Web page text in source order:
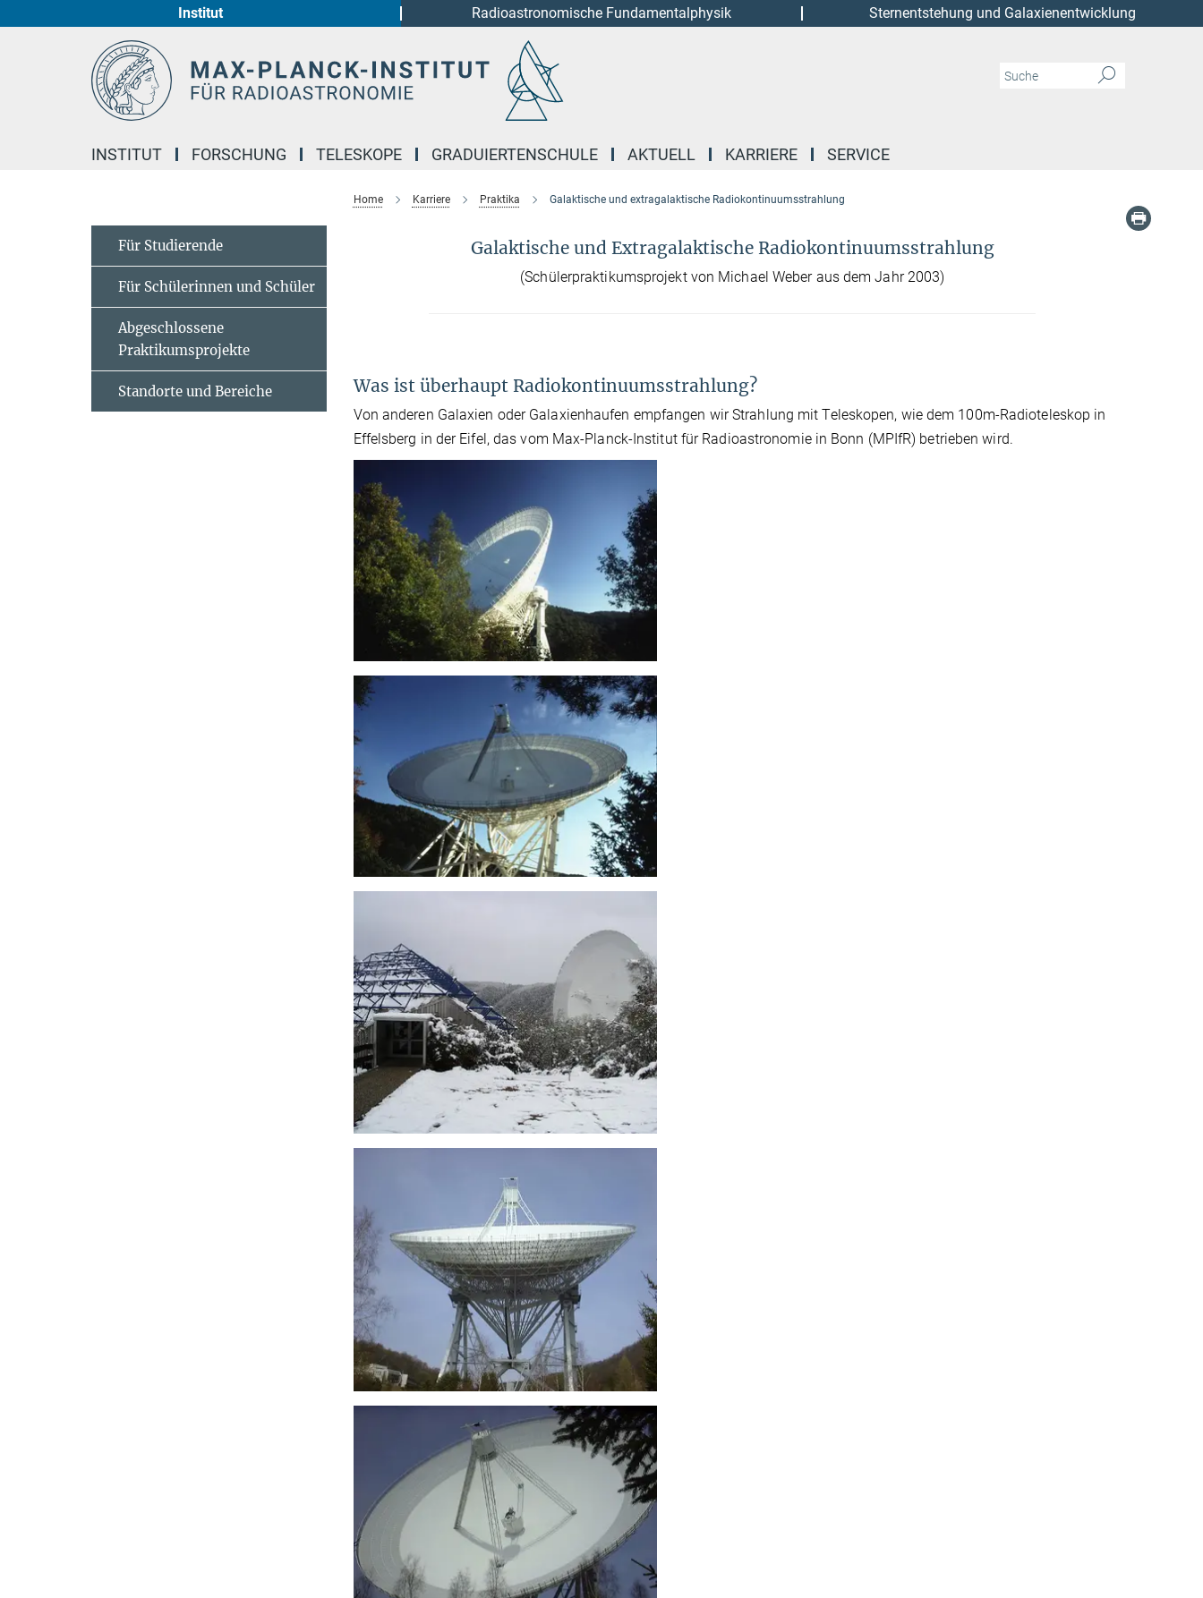
Institut Radioastronomische Fundamentalphysik Sternentstehung und Galaxienentwicklung
INSTITUT FORSCHUNG TELESKOPE GRADUIERTENSCHULE AKTUELL KARRIERE SERVICE
Home Karriere Praktika Galaktische und extragalaktische Radiokontinuumsstrahlung
Galaktische und Extragalaktische Radiokontinuumsstrahlung
(Schülerpraktikumsprojekt von Michael Weber aus dem Jahr 2003)
Was ist überhaupt Radiokontinuumsstrahlung?
Von anderen Galaxien oder Galaxienhaufen empfangen wir Strahlung mit Teleskopen, wie dem 100m-Radioteleskop in
Effelsberg in der Eifel, das vom Max-Planck-Institut für Radioastronomie in Bonn (MPIfR) betrieben wird.
Für Studierende
Für Schülerinnen und Schüler
Abgeschlossene
Praktikumsprojekte
Standorte und Bereiche